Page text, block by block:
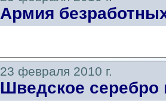
Армия
23 февраля 2010 г.
Шведское серебро